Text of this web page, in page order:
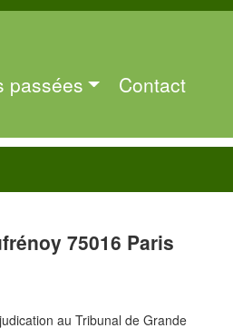
passées Contact
75016 Paris
au Tribunal de Grande